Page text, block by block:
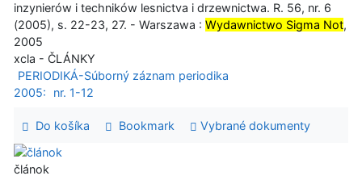
inzynierów i techników lesnictva i drzewnictwa. R. 56, nr. 6
(2005), s. 22-23, 27. - Warszawa : Wydawnictwo Sigma Not,
2005
xcla - ČLÁNKY
PERIODIKÁ-Súborný záznam periodika
2005:
nr. 1-12
Do košíka Bookmark Vybrané dokumenty
článok